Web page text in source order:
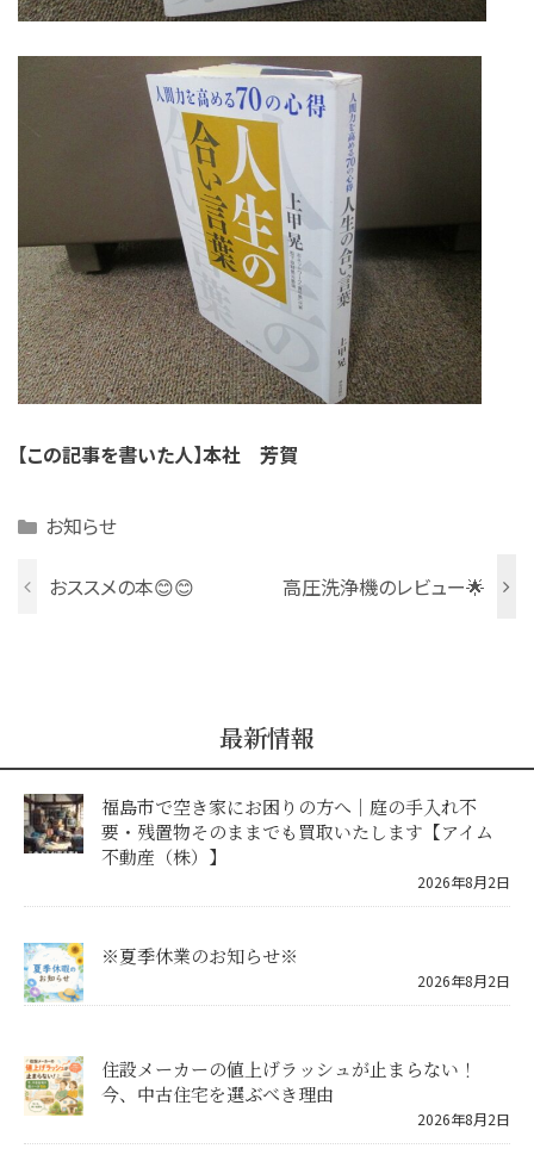
【この記事を書いた人】本社 芳賀
Categories
お知らせ
おススメの本😊😊 高圧洗浄機のレビュー🌟
最新情報
福島市で空き家にお困りの方へ｜庭の手入れ不
要・残置物そのままでも買取いたします【アイム
不動産（株）】
2026年8月2日
※夏季休業のお知らせ※
2026年8月2日
住設メーカーの値上げラッシュが止まらない！
今、中古住宅を選ぶべき理由
2026年8月2日